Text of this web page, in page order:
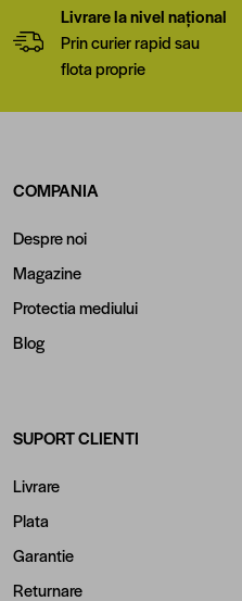
Livrare la nivel național
Prin curier rapid sau
flota proprie
COMPANIA
Despre noi
Magazine
Protectia mediului
Blog
SUPORT CLIENTI
Livrare
Plata
Garantie
Returnare